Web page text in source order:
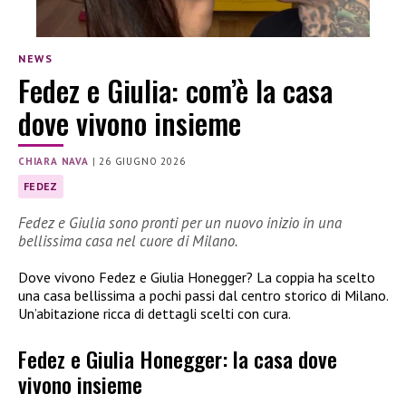
NEWS
Fedez e Giulia: com’è la casa
dove vivono insieme
CHIARA NAVA | 26 GIUGNO 2026
FEDEZ
Fedez e Giulia sono pronti per un nuovo inizio in una
bellissima casa nel cuore di Milano.
Dove vivono Fedez e Giulia Honegger? La coppia ha scelto
una casa bellissima a pochi passi dal centro storico di Milano.
Un’abitazione ricca di dettagli scelti con cura.
Fedez e Giulia Honegger: la casa dove
vivono insieme